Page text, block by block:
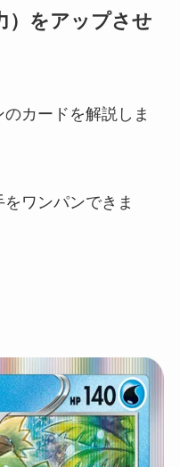
）をアップさせ
カードを解説しま
ワンパンできま